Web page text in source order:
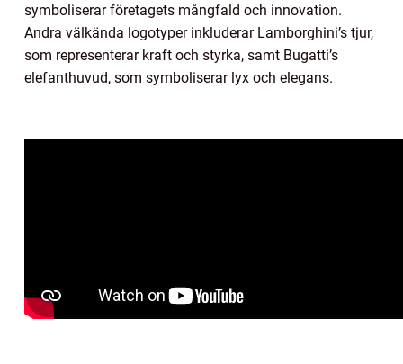
symboliserar företagets mångfald och innovation.
Andra välkända logotyper inkluderar Lamborghini’s tjur,
som representerar kraft och styrka, samt Bugatti’s
elefanthuvud, som symboliserar lyx och elegans.